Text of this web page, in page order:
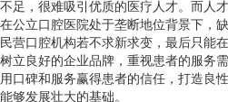
不足，很难吸引优质的医疗人才。而人
在公立口腔医院处于垄断地位背景下，
民营口腔机构若不求新求变，最后只能
树立良好的企业品牌，重视患者的服务
用口碑和服务赢得患者的信任，打造良
能够发展壮大的基础。